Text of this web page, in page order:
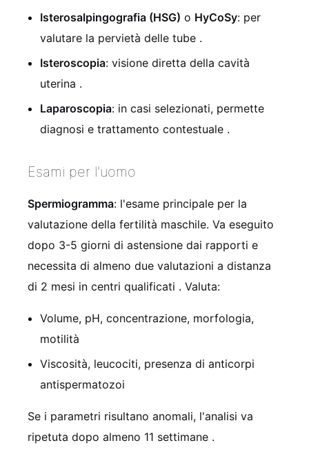
Isterosalpingografia (HSG) o HyCoSy: per
valutare la pervietà delle tube .
Isteroscopia: visione diretta della cavità
uterina .
Laparoscopia: in casi selezionati, permette
diagnosi e trattamento contestuale .
Esami per l'uomo
Spermiogramma: l'esame principale per la
valutazione della fertilità maschile. Va eseguito
dopo 3-5 giorni di astensione dai rapporti e
necessita di almeno due valutazioni a distanza
di 2 mesi in centri qualificati . Valuta:
Volume, pH, concentrazione, morfologia,
motilità
Viscosità, leucociti, presenza di anticorpi
antispermatozoi
Se i parametri risultano anomali, l'analisi va
ripetuta dopo almeno 11 settimane .